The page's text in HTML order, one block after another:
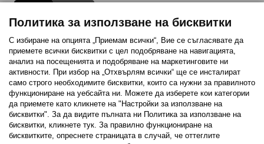
Последвайте ни:
FacebookTwitterYoutubePinterestInstagram
Политика за използване на бисквитки
С избиране на опцията „Приемам всички“, Вие се съгласявате да
приемете всички бисквитки с цел подобряване на навигацията,
анализ на посещенията и подобряване на маркетинговите ни
активности. При избор на „Отхвърлям всички“ ще се инсталират
само строго необходимитe бисквитки, които са нужни за правилното
функциониране на уебсайта ни. Можете да изберете кои категории
да приемете като кликнете на "Настройки за използване на
бисквитки". За да видите пълната ни Политика за използване на
бисквитки, кликнете тук. За правилно функциониране на
бисквитките, опреснете страницата в случай, че оттеглите